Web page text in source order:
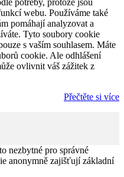
potřeby, protože jsou
webu. Používáme také
pomáhají analyzovat a
Tyto soubory cookie
s vaším souhlasem. Máte
cookie. Ale odhlášení
ovlivnit váš zážitek z
Přečtěte si více
nezbytné pro správné
anonymně zajišťují základní